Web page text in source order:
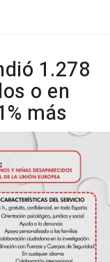
1.278
o en
más